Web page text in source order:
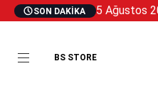
SON DAKIKA 5 Ağustos
BS STORE